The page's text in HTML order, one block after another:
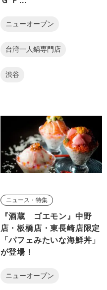
ニューオープン
台湾一人鍋専門店
渋谷
ニュース・特集
『酒蔵 ゴエモン』中野
店・板橋店・東長崎店限定
「パフェみたいな海鮮丼」
が登場！
ニューオープン